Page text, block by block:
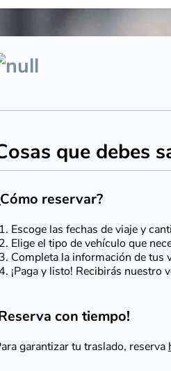
que debes
reservar?
Escoge las fechas de viaje y
Elige el tipo de vehículo que
Completa la información de tus
¡Paga y listo! Recibirás
con tiempo!
garantizar tu traslado, reserva